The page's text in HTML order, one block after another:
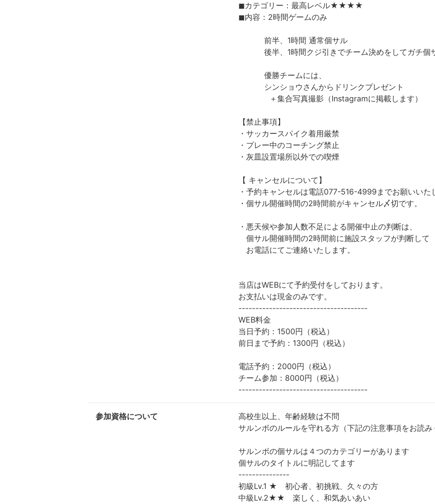
◼︎カテゴリー：最高レベル★★★★
◼︎内容：2時間ゲームのみ
前半、1時間 通常個サル
後半、1時間クジ引きでチーム決めをしてガチ個
優勝チームには、
シンショウさんからドリンクプレゼント
＋集合写真撮影（Instagramに掲載します）
【禁止事項】
・サッカースパイク着用厳禁
・プレー中のコーチング禁止
・灰皿設置場所以外での喫煙
【 キャンセルについて】
・予約キャンセルは電話077-516-4999までお願いいた
・個サル開催時間の2時間前がキャンセル〆切です。
・悪天候や参加人数不足による開催中止の判断は、
個サル開催時間の2時間前に施設スタッフが判断して
お電話にてご連絡いたします。
当店はWEBにて予約受付をしております。
お支払いは現金のみです。
--------------------------------------
WEB料金
当日予約：1500円（税込）
前日まで予約：1300円（税込）
電話予約：2000円（税込）
チーム参加：8000円（税込）
--------------------------------------
参加資格について
高校生以上、年齢経験は不問
サルンボのルールを守れる方（下記の注意事項をお読み
サルンボの個サルは４つのカテゴリーがあります
個サルのタイトルに明記してます
---------------
初級Lv.1 ★ 初心者、初挑戦、久々の方
中級Lv.2★★ 楽しく、和気あいあい